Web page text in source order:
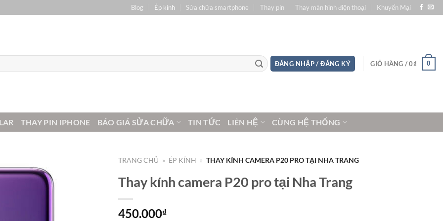
Blog Ép kính Sửa chữa smartphone Thay pin Thay màn hình điện thoại Khuyến Mại
ĐĂNG NHẬP / ĐĂNG KÝ GIỎ HÀNG /0₫ 0
THAY PIN IPHONE BÁO GIÁ SỬA CHỮA TIN TỨC LIÊN HỆ CÙNG HỆ THỐNG
TRANG CHỦ » ÉP KÍNH » THAY KÍNH CAMERA P20 PRO TẠI NHA TRANG
Thay kính camera P20 pro tại Nha Trang
450.000₫